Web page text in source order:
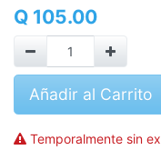
Q 105.00
Añadir al Carrito
Temporalmente sin